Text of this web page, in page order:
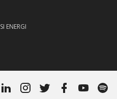
LinkedinInstagramTwitterFacebookYoutube
ENERGI